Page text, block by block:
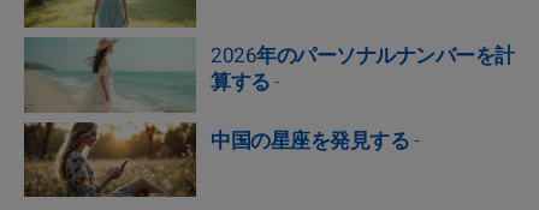
2026年のパーソナルナンバーを計
算する-
中国の星座を発見する-